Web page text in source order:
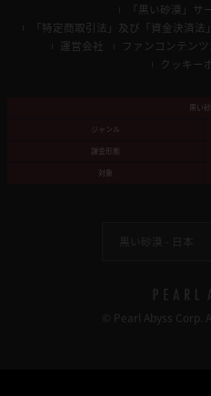
「黒い砂漠」サ
「特定商取引法」及び「資金決済
運営会社
ファンコンテンツ
クッキー
黒い
ジャンル
課金形態
対象
黒い砂漠 - 日本
© Pearl Abyss Corp.